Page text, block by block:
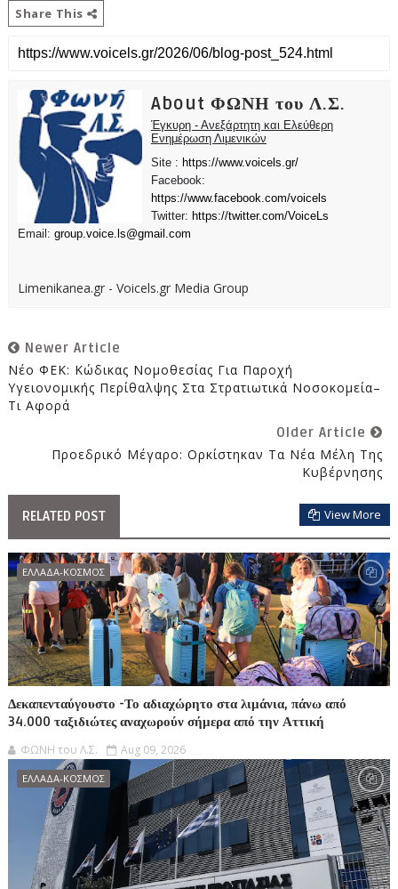
Share This
About ΦΩΝΗ του Λ.Σ.
Έγκυρη - Ανεξάρτητη και Ελεύθερη
Ενημέρωση Λιμενικών
Site : https://www.voicels.gr/
Facebook:
https://www.facebook.com/voicels
Twitter: https://twitter.com/VoiceLs
Email: group.voice.ls@gmail.com
Limenikanea.gr - Voicels.gr Media Group
Newer Article
Νέο ΦΕΚ: Κώδικας Νομοθεσίας Για Παροχή
Υγειονομικής Περίθαλψης Στα Στρατιωτικά Νοσοκομεία–
Τι Αφορά
Older Article
Προεδρικό Μέγαρο: Ορκίστηκαν Τα Νέα Μέλη Της
Κυβέρνησης
RELATED POST View More
ΕΛΛΑΔΑ-ΚΟΣΜΟΣ
Δεκαπενταύγουστο -Το αδιαχώρητο στα λιμάνια, πάνω από
34.000 ταξιδιώτες αναχωρούν σήμερα από την Αττική
ΦΩΝΗ του Λ.Σ. Aug 09, 2026
ΕΛΛΑΔΑ-ΚΟΣΜΟΣ